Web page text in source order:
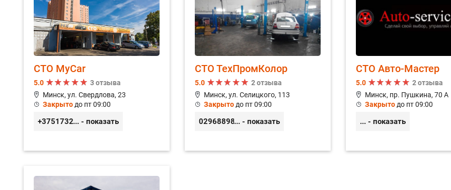
Замена двухмассового
Замена задних
Замена катушки
Замена комплекта
СТО MyCar
5.0
3 отзыва
Минск, ул. Свердлова, 23
Закрыто до пт 09:00
+375173212443... - показать
СТО ТехПромКолор
5.0
2 отзыва
Минск, ул. Селицкого, 113
Закрыто до пт 09:00
0296889898... - показать
СТО Авто-Мастер
5.0
2 отзыва
Минск, пр. Пушкина, 70 А
Закрыто до пт 09:00
... - показать